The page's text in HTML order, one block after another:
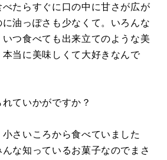
たらすぐに口の中に甘さが広が
油っぽさも少なくて。いろんな
つ食べても出来立てのような美
当に美味しくて大好きなんで
ていかがですか？
さいころから食べていました
な知っているお菓子なのでまさ